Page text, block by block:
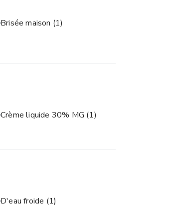
Brisée maison (1)
Crème liquide 30% MG (1)
D'eau froide (1)